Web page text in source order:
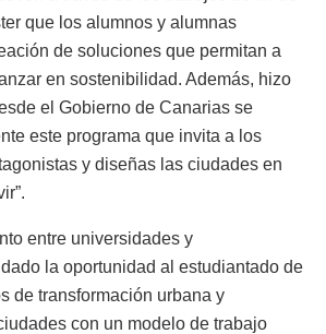
que los alumnos y alumnas
de soluciones que permitan a
en sostenibilidad. Además, hizo
el Gobierno de Canarias se
este programa que invita a los
y diseñas las ciudades en
entre universidades y
la oportunidad al estudiantado de
de transformación urbana y
con un modelo de trabajo